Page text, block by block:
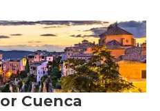
Cuenca